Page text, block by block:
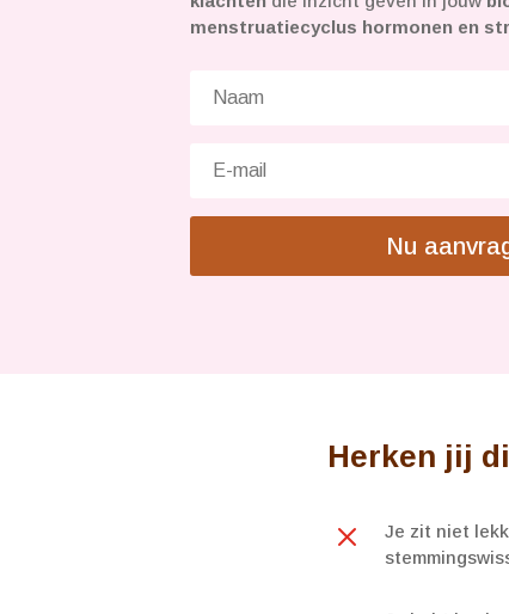
menstruatiecyclus hormonen en
Nu
Herken jij
M
Je zit niet